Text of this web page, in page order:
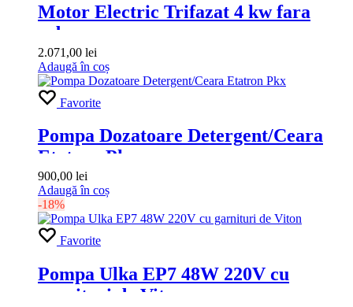
Motor Electric Trifazat 4 kw fara
arbore
2.071,00 lei
Adaugă în coș
Favorite
Pompa Dozatoare Detergent/Ceara
Etatron Pkx
900,00 lei
Adaugă în coș
-18%
Favorite
Pompa Ulka EP7 48W 220V cu
garnituri de Viton